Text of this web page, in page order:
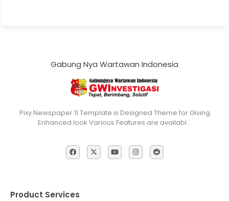
Gabung Nya Wartawan Indonesia
Pixy Newspaper 11 Template is Designed Theme for Giving
Enhanced look Various Features are availabl…
Product Services